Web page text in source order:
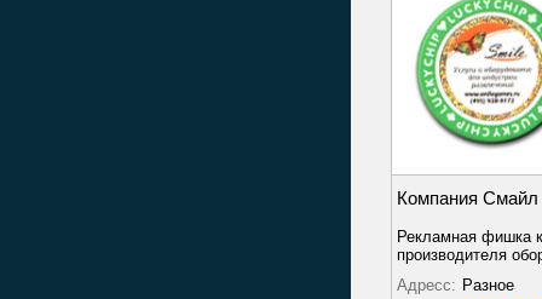
Компания Смайл
Рекламная фишка
производителя
Адресс: Разное